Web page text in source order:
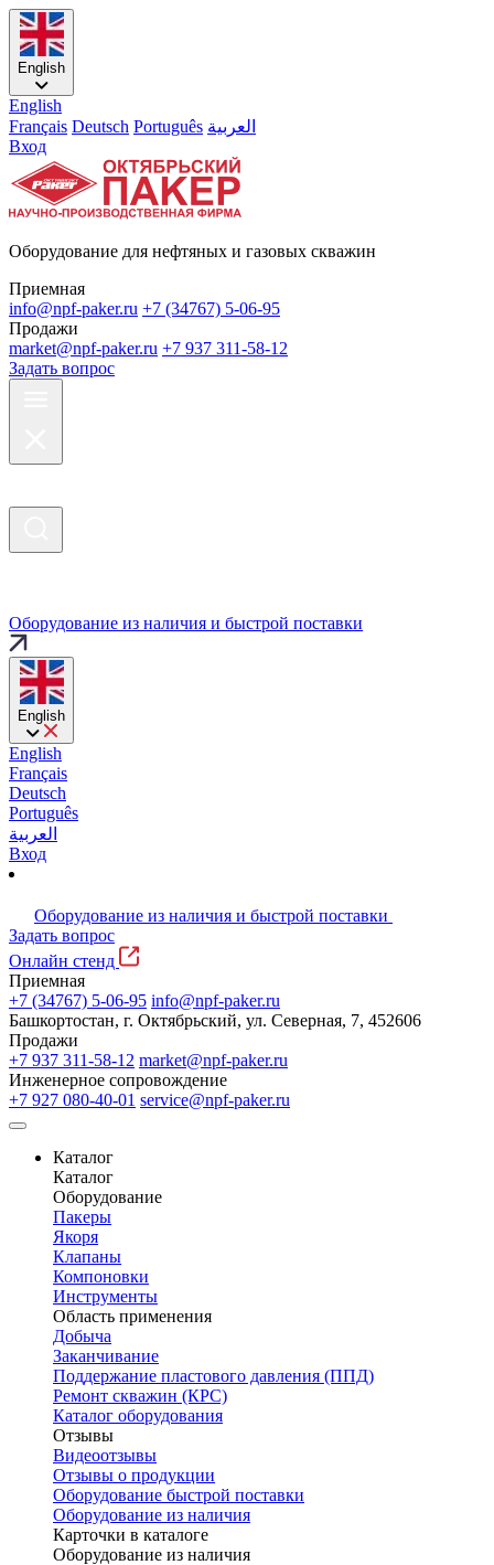
English
English
Français Deutsch Português العربية
Вход
Оборудование для нефтяных и газовых скважин
Приемная
info@npf-paker.ru +7 (34767) 5-06-95
Продажи
market@npf-paker.ru +7 937 311-58-12
Задать вопрос
Оборудование из наличия и быстрой поставки
English
English
Français
Deutsch
Português
العربية
Вход
Оборудование из наличия и быстрой поставки
Задать вопрос
Онлайн стенд
Приемная
+7 (34767) 5-06-95 info@npf-paker.ru
Башкортостан, г. Октябрьский, ул. Северная, 7, 452606
Продажи
+7 937 311-58-12 market@npf-paker.ru
Инженерное сопровождение
+7 927 080-40-01 service@npf-paker.ru
Каталог
Каталог
Оборудование
Пакеры
Якоря
Клапаны
Компоновки
Инструменты
Область применения
Добыча
Заканчивание
Поддержание пластового давления (ППД)
Ремонт скважин (КРС)
Каталог оборудования
Отзывы
Видеоотзывы
Отзывы о продукции
Оборудование быстрой поставки
Оборудование из наличия
Карточки в каталоге
Оборудование из наличия